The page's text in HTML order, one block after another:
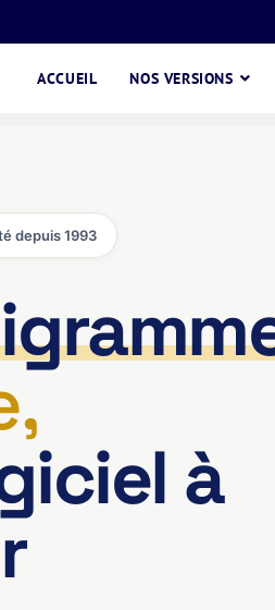
ACCUEIL NOS VERSIONS
depuis 1993
à